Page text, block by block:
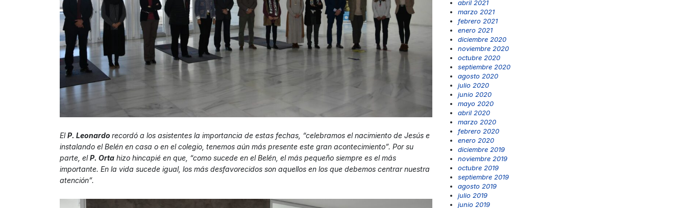
ElP. Leonardo recordó a los asistentes la importancia de estas fechas, “celebramos el nacimiento de Jesús e
instalando el Belén en casa o en el colegio, tenemos aún más presente este gran acontecimiento”. Por su
parte, elP. Orta hizo hincapié en que, “como sucede en el Belén, el más pequeño siempre es el más
importante. En la vida sucede igual, los más desfavorecidos son aquellos en los que debemos centrar nuestra
atención”.
abril 2021
marzo 2021
febrero 2021
enero 2021
diciembre 2020
noviembre 2020
octubre 2020
septiembre 2020
agosto 2020
julio 2020
junio 2020
mayo 2020
abril 2020
marzo 2020
febrero 2020
enero 2020
diciembre 2019
noviembre 2019
octubre 2019
septiembre 2019
agosto 2019
julio 2019
junio 2019